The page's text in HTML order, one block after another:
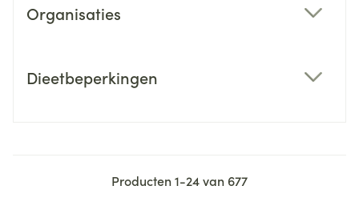
Organisaties
Dieetbeperkingen
Producten1-24van 677